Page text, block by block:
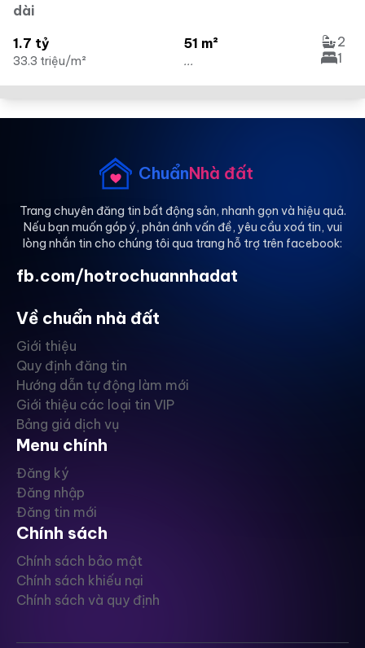
dài
1.7 tỷ
33.3 triệu/m²
51 m²
...
2
1
ChuẩnNhà đất
Trang chuyên đăng tin bất động sản, nhanh gọn và hiệu quả.
Nếu bạn muốn góp ý, phản ánh vấn đề, yêu cầu xoá tin, vui
lòng nhắn tin cho chúng tôi qua trang hỗ trợ trên facebook:
fb.com/hotrochuannhadat
Về chuẩn nhà đất
Giới thiệu
Quy định đăng tin
Hướng dẫn tự động làm mới
Giới thiệu các loại tin VIP
Bảng giá dịch vụ
Menu chính
Đăng ký
Đăng nhập
Đăng tin mới
Chính sách
Chính sách bảo mật
Chính sách khiếu nại
Chính sách và quy định